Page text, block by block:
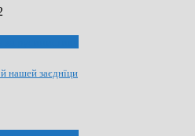
нашей заєднїци